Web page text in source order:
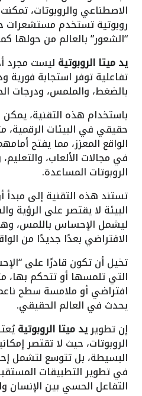
الاصطناعي والروبوتات،
روبوتية تستخدم مستشعرات
“الشعور” بالعالم من حولها
يد ميتا الروبوتية ليست مجرد
تفاعلية توفر استجابة
بالضغط، والملمس، ودرجات
باستخدام هذه التقنية،
حقيقي في البيئات الرقمية،
الواقع المعزز، مما يفتح
في مجالات الألعاب،
الروبوتات المساعدة.
تستند هذه التقنية إلى
البيئة لا يقتصر على الرؤية
ليشمل الإحساس باللمس،
الافتراضي بعدًا جديدًا من
تخيل أن تكون قادرًا على
التي تلمسها أو تتحكم بها،
افتراضي أو ملامسة سطح
يحدث في العالم الحقيقي.
إن تطويريد ميتا الروبوتية
الروبوتات، حيث لا تقتصر
البسيطة، بل تتوسع لتشمل
في تطوير التطبيقات
التفاعل الحسي بين الإنسان